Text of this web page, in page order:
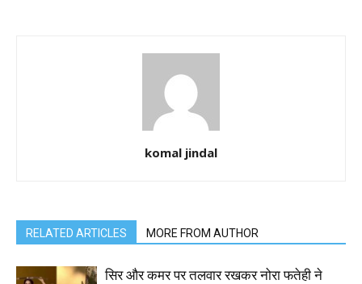
komal jindal
RELATED ARTICLES MORE FROM AUTHOR
सिर और कमर पर तलवार रखकर नोरा फतेही ने